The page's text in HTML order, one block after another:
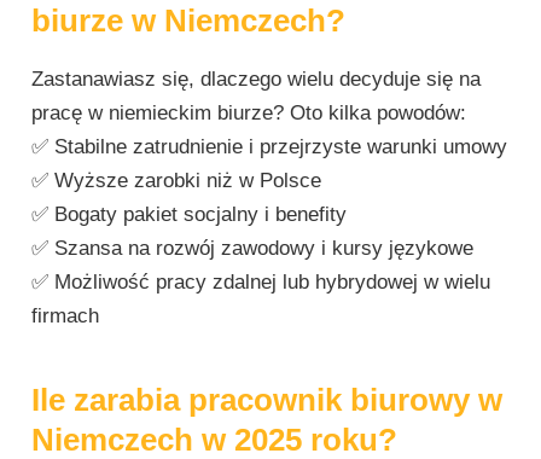
biurze w Niemczech?
Zastanawiasz się, dlaczego wielu decyduje się na
pracę w niemieckim biurze? Oto kilka powodów:
✅ Stabilne zatrudnienie i przejrzyste warunki umowy
✅ Wyższe zarobki niż w Polsce
✅ Bogaty pakiet socjalny i benefity
✅ Szansa na rozwój zawodowy i kursy językowe
✅ Możliwość pracy zdalnej lub hybrydowej w wielu
firmach
Ile zarabia pracownik biurowy w
Niemczech w 2025 roku?